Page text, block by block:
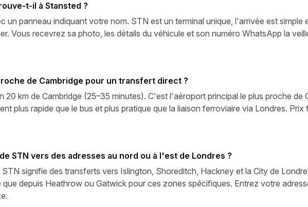
t-il à Stansted ?
un panneau indiquant votre nom. STN est un terminal unique, l'arrivée est simple
Vous recevrez sa photo, les détails du véhicule et son numéro WhatsApp la
de Cambridge pour un transfert direct ?
km de Cambridge (25–35 minutes). C'est l'aéroport principal le plus proche de
plus rapide que le bus et plus pratique que la liaison ferroviaire via Londres. Prix
STN vers des adresses au nord ou à l'est de Londres ?
signifie des transferts vers Islington, Shoreditch, Hackney et la City de
depuis Heathrow ou Gatwick pour ces zones spécifiques. Entrez votre